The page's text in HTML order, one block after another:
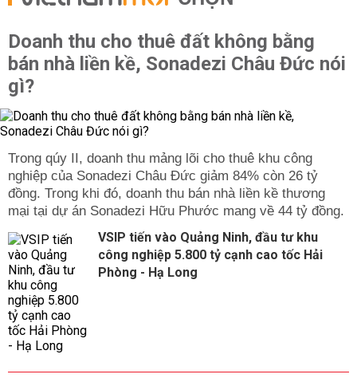
Doanh thu cho thuê đất không bằng
bán nhà liền kề, Sonadezi Châu Đức nói
gì?
Trong qúy II, doanh thu mảng lõi cho thuê khu công
nghiệp của Sonadezi Châu Đức giảm 84% còn 26 tỷ
đồng. Trong khi đó, doanh thu bán nhà liền kề thương
mại tại dự án Sonadezi Hữu Phước mang về 44 tỷ đồng.
VSIP tiến vào Quảng Ninh, đầu tư khu
công nghiệp 5.800 tỷ cạnh cao tốc Hải
Phòng - Hạ Long